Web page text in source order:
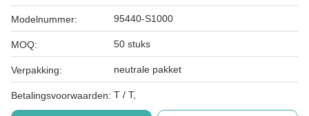
Modelnummer: 95440-S1000
MOQ: 50 stuks
Verpakking: neutrale pakket
Betalingsvoorwaarden: T / T,